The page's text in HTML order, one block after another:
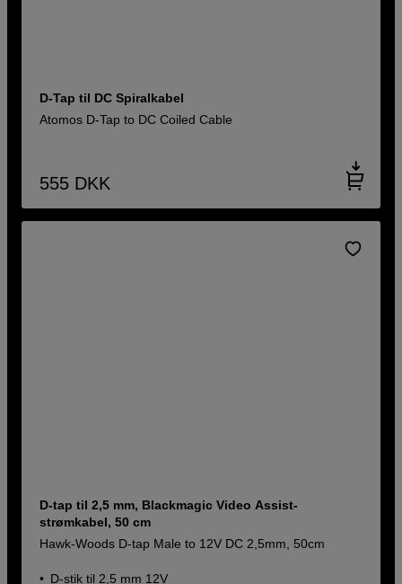
D-Tap til DC Spiralkabel
Atomos D-Tap to DC Coiled Cable
555 DKK
D-tap til 2,5 mm, Blackmagic Video Assist-
strømkabel, 50 cm
Hawk-Woods D-tap Male to 12V DC 2,5mm, 50cm
D-stik til 2,5 mm 12V